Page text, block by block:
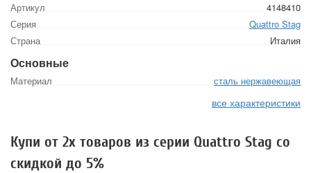
Артикул
4148410
Серия
Quattro Stag
Страна
Италия
Основные
Материал сталь нержавеющая
все характеристики
Купи от 2х товаров из серии Quattro Stag со
скидкой до 5%